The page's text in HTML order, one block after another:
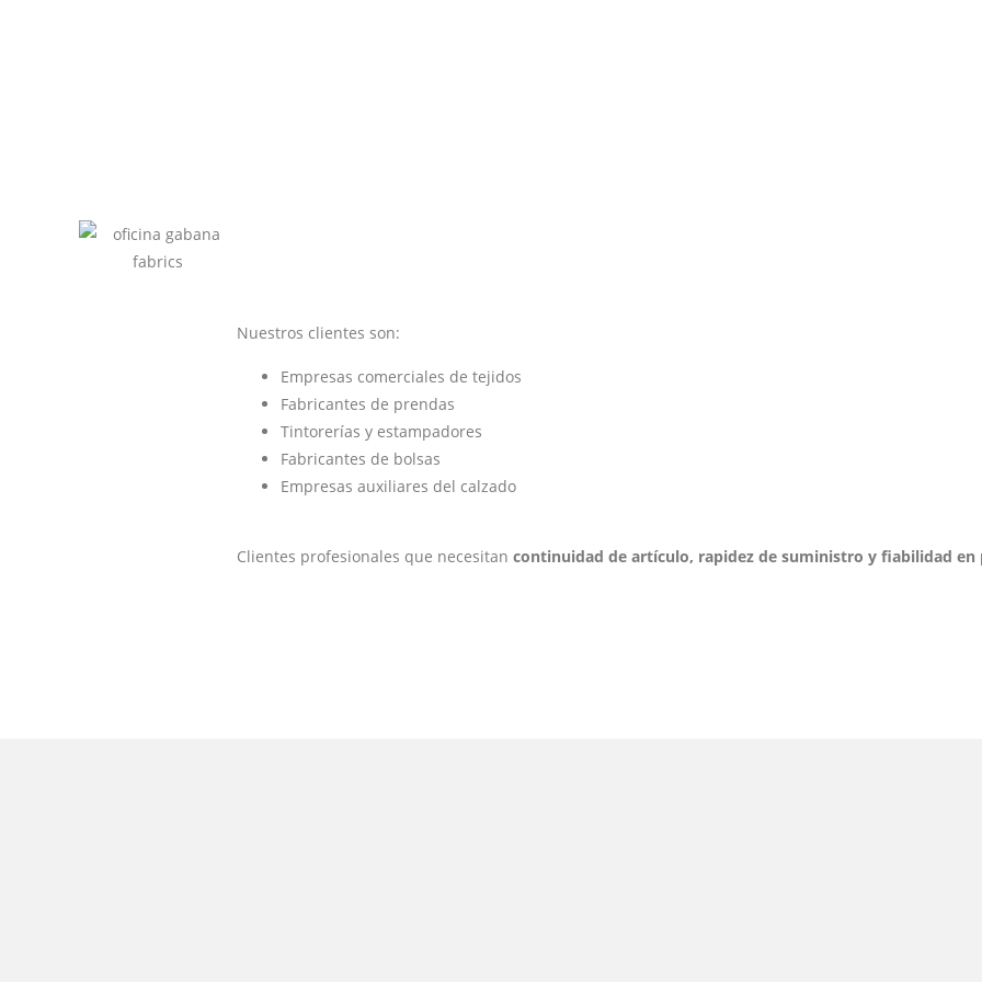
Nuestros clientes son:
Empresas comerciales de tejidos
Fabricantes de prendas
Tintorerías y estampadores
Fabricantes de bolsas
Empresas auxiliares del calzado
Clientes profesionales que necesitancontinuidad de artículo, rapidez de suministro y fiabilidad en